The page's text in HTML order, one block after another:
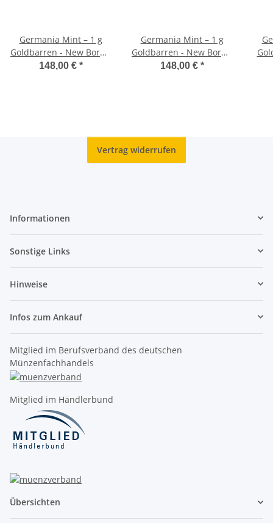
Germania Mint – 1 g
Goldbarren - New Born -
Girl - (Au 999,9)
148,00 € *
Germania Mint – 1 g
Goldbarren - New Born -
Boy - (Au 999,9)
148,00 € *
Vertrag widerrufen
Informationen
Sonstige Links
Hinweise
Infos zum Ankauf
Mitglied im Berufsverband des deutschen
Münzenfachhandels
Mitglied im Händlerbund
Übersichten